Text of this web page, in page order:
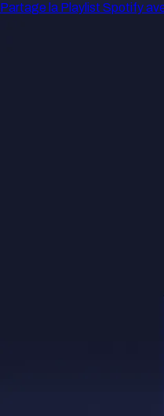
Partage la Playlist Spotify